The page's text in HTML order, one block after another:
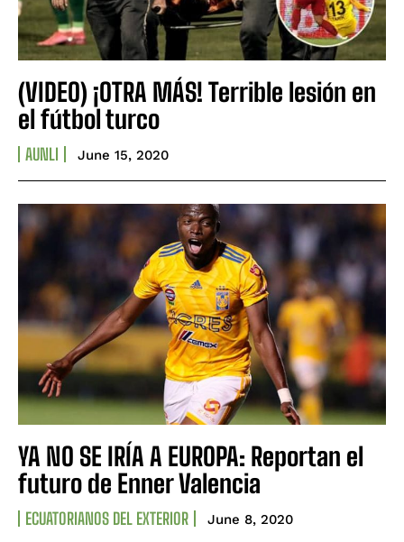
(VIDEO) ¡OTRA MÁS! Terrible lesión en
el fútbol turco
AUNLI June 15, 2020
YA NO SE IRÍA A EUROPA: Reportan el
futuro de Enner Valencia
ECUATORIANOS DEL EXTERIOR June 8, 2020